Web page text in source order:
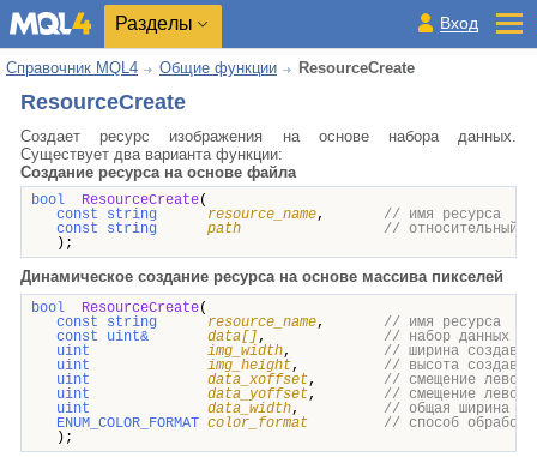
Разделы Вход
Справочник MQL4 Общие функции ResourceCreate
ResourceCreate
Создает ресурс изображения на основе набора данных.
Существует два варианта функции:
Создание ресурса на основе файла
bool ResourceCreate(
const string
resource_name, // имя ресурса
const string
path
// относительный
);
Динамическое создание ресурса на основе массива пикселей
bool ResourceCreate(
const string
resource_name, // имя ресурса
const uint&
data[], // набор данных в
uint img_width,
// ширина
uint img_height,
// высота
uint data_xoffset,
// смещение левого
uint data_yoffset,
// смещение левого
uint data_width,
// общая ширина
ENUM_COLOR_FORMAT color_format // способ
);